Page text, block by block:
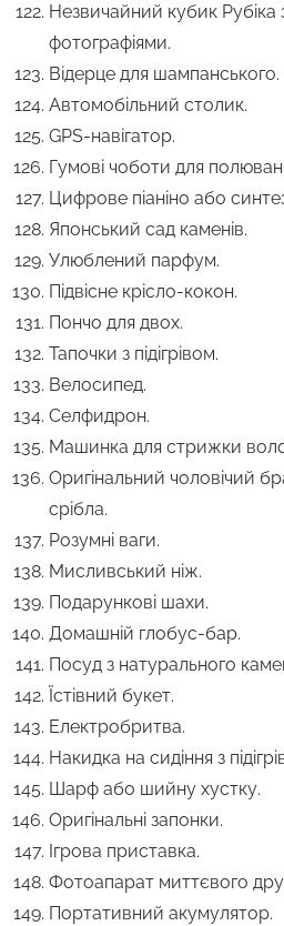
Незвичайний кубик Рубіка
фотографіями.
Відерце для шампанського.
Автомобільний столик.
GPS-навігатор.
Гумові чоботи для
Цифрове піаніно або
Японський сад каменів.
Улюблений парфум.
Підвісне крісло-кокон.
Пончо для двох.
Тапочки з підігрівом.
Велосипед.
Селфидрон.
Машинка для стрижки
Оригінальний чоловічий
срібла.
Розумні ваги.
Мисливський ніж.
Подарункові шахи.
Домашній глобус-бар.
Посуд з натурального
Їстівний букет.
Електробритва.
Накидка на сидіння з
Шарф або шийну хустку.
Оригінальні запонки.
Ігрова приставка.
Фотоапарат миттєвого
Портативний акумулятор.